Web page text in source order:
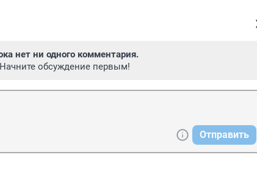
нет ни одного комментария.
Начните обсуждение первым!
Отправить